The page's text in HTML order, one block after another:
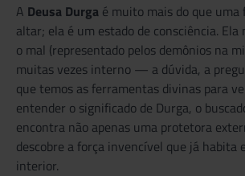
A Deusa Durga é muito mais do que
altar; ela é um estado de consciência. Ela
o mal (representado pelos demônios na
muitas vezes interno — a dúvida, a
que temos as ferramentas divinas para
entender o significado de Durga, o
encontra não apenas uma protetora
descobre a força invencível que já habita
interior.